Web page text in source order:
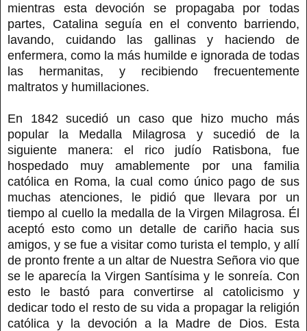
mientras esta devoción se propagaba por todas
partes, Catalina seguía en el convento barriendo,
lavando, cuidando las gallinas y haciendo de
enfermera, como la más humilde e ignorada de todas
las hermanitas, y recibiendo frecuentemente
maltratos y humillaciones.
En 1842 sucedió un caso que hizo mucho más
popular la Medalla Milagrosa y sucedió de la
siguiente manera: el rico judío Ratisbona, fue
hospedado muy amablemente por una familia
católica en Roma, la cual como único pago de sus
muchas atenciones, le pidió que llevara por un
tiempo al cuello la medalla de la Virgen Milagrosa. Él
aceptó esto como un detalle de cariño hacia sus
amigos, y se fue a visitar como turista el templo, y allí
de pronto frente a un altar de Nuestra Señora vio que
se le aparecía la Virgen Santísima y le sonreía. Con
esto le bastó para convertirse al catolicismo y
dedicar todo el resto de su vida a propagar la religión
católica y la devoción a la Madre de Dios. Esta